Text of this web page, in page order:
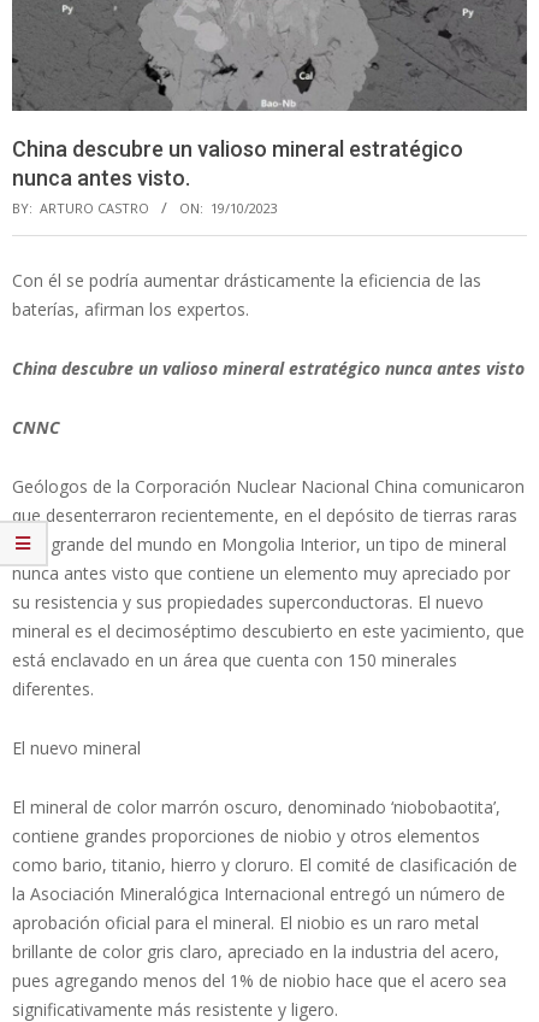
China descubre un valioso mineral estratégico
nunca antes visto.
BY: ARTURO CASTRO ON: 19/10/2023
Con él se podría aumentar drásticamente la eficiencia de las
baterías, afirman los expertos.
China descubre un valioso mineral estratégico nunca antes visto
CNNC
Geólogos de la Corporación Nuclear Nacional China comunicaron
que desenterraron recientemente, en el depósito de tierras raras
más grande del mundo en Mongolia Interior, un tipo de mineral
nunca antes visto que contiene un elemento muy apreciado por
su resistencia y sus propiedades superconductoras. El nuevo
mineral es el decimoséptimo descubierto en este yacimiento, que
está enclavado en un área que cuenta con 150 minerales
diferentes.
El nuevo mineral
El mineral de color marrón oscuro, denominado ‘niobobaotita’,
contiene grandes proporciones de niobio y otros elementos
como bario, titanio, hierro y cloruro. El comité de clasificación de
la Asociación Mineralógica Internacional entregó un número de
aprobación oficial para el mineral. El niobio es un raro metal
brillante de color gris claro, apreciado en la industria del acero,
pues agregando menos del 1% de niobio hace que el acero sea
significativamente más resistente y ligero.